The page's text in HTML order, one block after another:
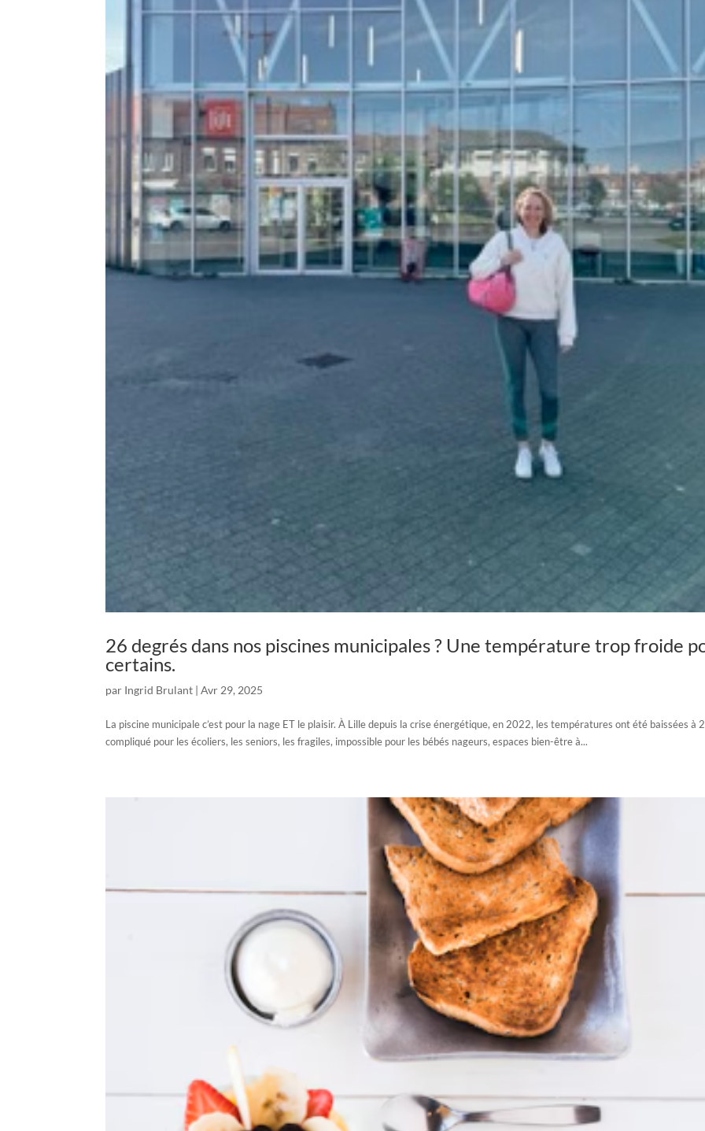
26 degrés dans nos piscines municipales ? Une température trop froide
certains.
par Ingrid Brulant |Avr 29, 2025
La piscine municipale c’est pour la nage ET le plaisir. À Lille depuis la crise énergétique, en 2022, les températures ont été baissées à
compliqué pour les écoliers, les seniors, les fragiles, impossible pour les bébés nageurs, espaces bien-être à...